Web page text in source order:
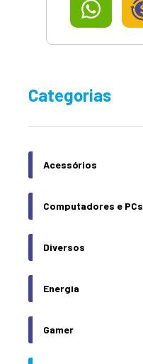
Categorias
Acessórios
Computadores e PCs
Diversos
Energia
Gamer